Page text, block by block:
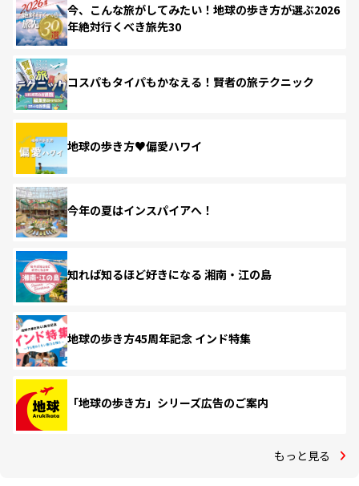
今、こんな旅がしてみたい！地球の歩き方が選ぶ2026
年絶対行くべき旅先30
コスパもタイパもかなえる！賢者の旅テクニック
地球の歩き方♥偏愛ハワイ
今年の夏はインスパイアへ！
知れば知るほど好きになる 湘南・江の島
地球の歩き方45周年記念 インド特集
「地球の歩き方」シリーズ広告のご案内
もっと見る